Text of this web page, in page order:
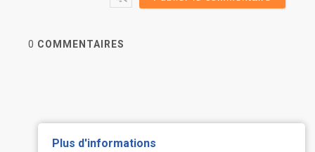
0 COMMENTAIRES
Plus d'informations